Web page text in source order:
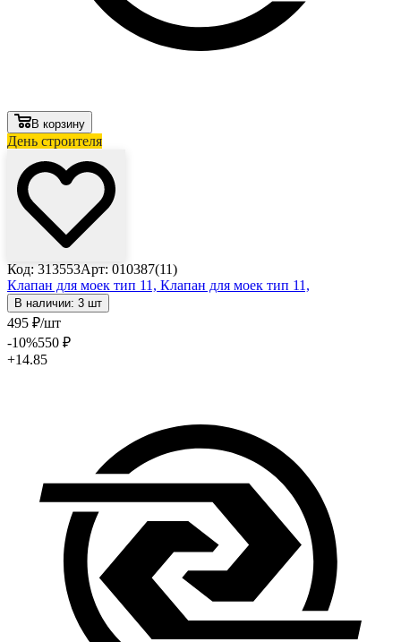
В корзину
День строителя
Код: 313553Арт: 010387(11)
Клапан для моек тип 11, Клапан для моек тип 11,
В наличии: 3 шт
495 ₽/шт
-10%550 ₽
+14.85